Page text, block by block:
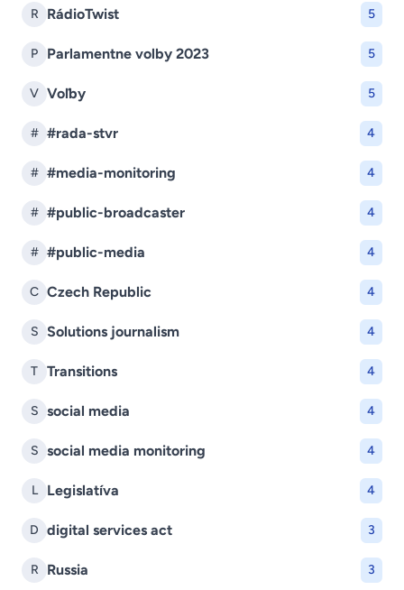
R RádioTwist 5
P Parlamentne volby 2023 5
V Voľby 5
# #rada-stvr 4
# #media-monitoring 4
# #public-broadcaster 4
# #public-media 4
C Czech Republic 4
S Solutions journalism 4
T Transitions 4
S social media 4
S social media monitoring 4
L Legislatíva 4
D digital services act 3
R Russia 3